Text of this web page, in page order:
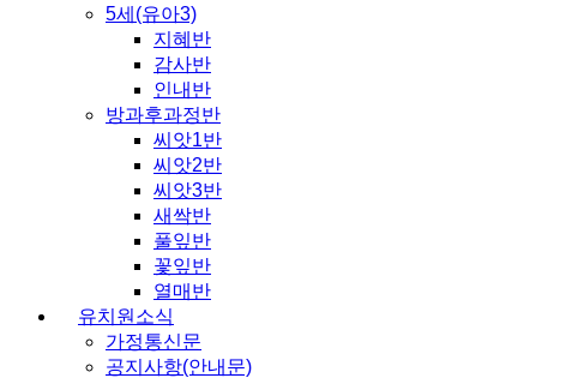
5세(유아3)
지혜반
감사반
인내반
방과후과정반
씨앗1반
씨앗2반
씨앗3반
새싹반
풀잎반
꽃잎반
열매반
유치원소식
가정통신문
공지사항(안내문)